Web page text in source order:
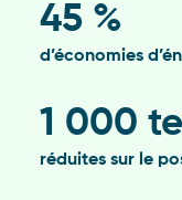
45 %
d’économies
1 000
réduites sur le